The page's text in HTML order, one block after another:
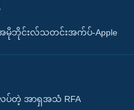
မိုဘိုင်းလ်သတင်းအက်ပ်-Apple
တဲ့ အာရှအသံ RFA